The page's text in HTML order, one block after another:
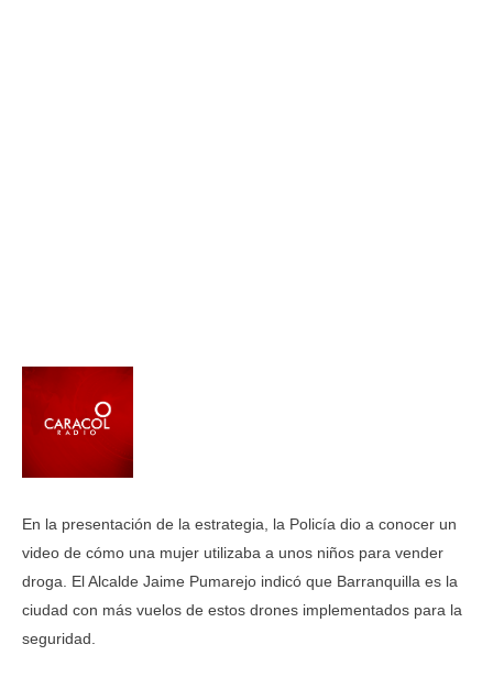
En la presentación de la estrategia, la Policía dio a conocer un
video de cómo una mujer utilizaba a unos niños para vender
droga. El Alcalde Jaime Pumarejo indicó que Barranquilla es la
ciudad con más vuelos de estos drones implementados para la
seguridad.